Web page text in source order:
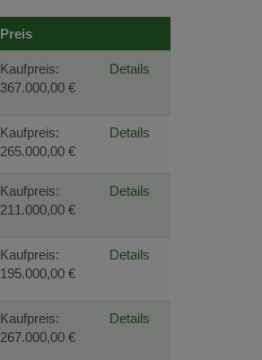
Preis
Kaufpreis:
367.000,00 €
Details
Kaufpreis:
265.000,00 €
Details
Kaufpreis:
211.000,00 €
Details
Kaufpreis:
195.000,00 €
Details
Kaufpreis:
267.000,00 €
Details